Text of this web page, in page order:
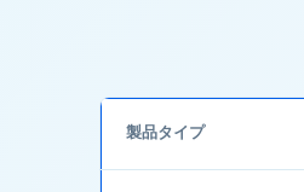
製品タイプ